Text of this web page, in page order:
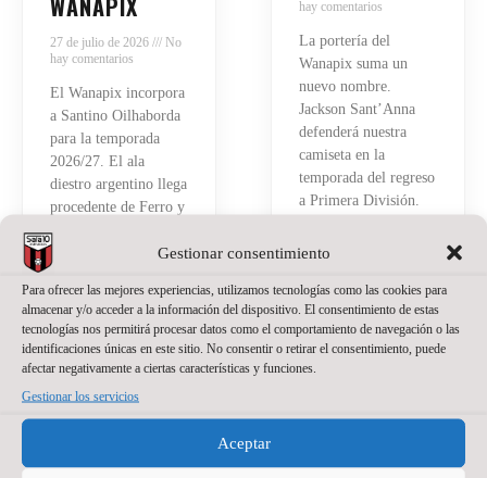
Gestionar consentimiento
Para ofrecer las mejores experiencias, utilizamos tecnologías como las cookies para
almacenar y/o acceder a la información del dispositivo. El consentimiento de estas
tecnologías nos permitirá procesar datos como el comportamiento de navegación o las
identificaciones únicas en este sitio. No consentir o retirar el consentimiento, puede
afectar negativamente a ciertas características y funciones.
Gestionar los servicios
Aceptar
27 de julio de 2026
No
hay comentarios
El Wanapix incorpora
a Santino Oilhaborda
para la temporada
2026/27. El ala
diestro argentino llega
procedente de Ferro y
afrontará en Zaragoza
su primera
fútbol sala español.
Tiene 21 años, pero
detrás hay ya bastante
recorrido.
Read More »
hay comentarios
La portería del
Wanapix suma un
nuevo nombre.
Jackson Sant’Anna
defenderá nuestra
camiseta en la
temporada del regreso
a Primera División.
años, llega a Zaragoza
temporadas
compitiendo como
portero titular en